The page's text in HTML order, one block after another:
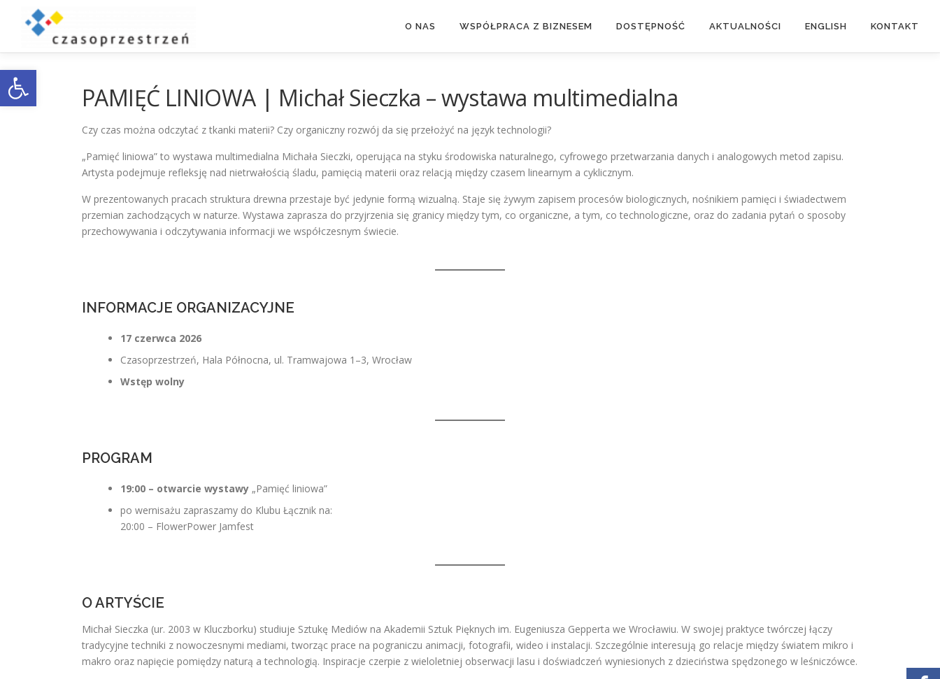
Otwórz pasek narzędzi
O NAS WSPÓŁPRACA Z BIZNESEM DOSTĘPNOŚĆ AKTUALNOŚCI ENGLISH KONTAKT
PAMIĘĆ LINIOWA | Michał Sieczka – wystawa multimedialna
Czy czas można odczytać z tkanki materii? Czy organiczny rozwój da się przełożyć na język technologii?
„Pamięć liniowa” to wystawa multimedialna Michała Sieczki, operująca na styku środowiska naturalnego, cyfrowego przetwarzania danych i analogowych metod zapisu.
Artysta podejmuje refleksję nad nietrwałością śladu, pamięcią materii oraz relacją między czasem linearnym a cyklicznym.
W prezentowanych pracach struktura drewna przestaje być jedynie formą wizualną. Staje się żywym zapisem procesów biologicznych, nośnikiem pamięci i świadectwem
przemian zachodzących w naturze. Wystawa zaprasza do przyjrzenia się granicy między tym, co organiczne, a tym, co technologiczne, oraz do zadania pytań o sposoby
przechowywania i odczytywania informacji we współczesnym świecie.
INFORMACJE ORGANIZACYJNE
17 czerwca 2026
Czasoprzestrzeń, Hala Północna, ul. Tramwajowa 1–3, Wrocław
Wstęp wolny
PROGRAM
19:00 – otwarcie wystawy „Pamięć liniowa”
po wernisażu zapraszamy do Klubu Łącznik na:
20:00 – FlowerPower Jamfest
O ARTYŚCIE
Michał Sieczka (ur. 2003 w Kluczborku) studiuje Sztukę Mediów na Akademii Sztuk Pięknych im. Eugeniusza Gepperta we Wrocławiu. W swojej praktyce twórczej łączy
tradycyjne techniki z nowoczesnymi mediami, tworząc prace na pograniczu animacji, fotografii, wideo i instalacji. Szczególnie interesują go relacje między światem mikro i
makro oraz napięcie pomiędzy naturą a technologią. Inspiracje czerpie z wieloletniej obserwacji lasu i doświadczeń wyniesionych z dzieciństwa spędzonego w leśniczówce.